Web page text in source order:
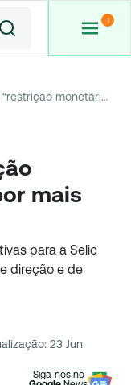
Copom quer “restrição monetária maior e por mais tempo”, diz ata
mais
para a Selic
direção e de
23 Jun
Siga-nos no